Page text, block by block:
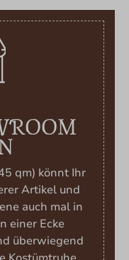
qm) könnt Ihr
Artikel und
auch mal in
einer Ecke
überwiegend